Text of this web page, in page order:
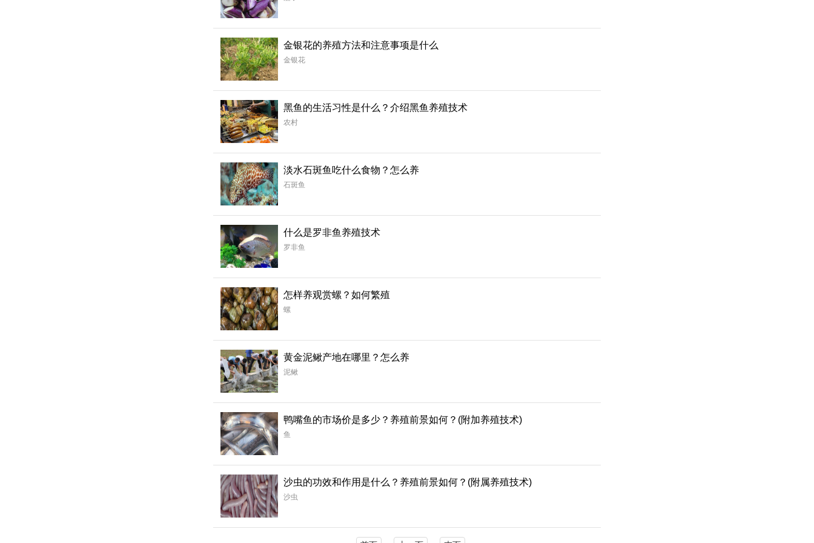
金银花的养殖方法和注意事项是什么
金银花
黑鱼的生活习性是什么？介绍黑鱼养殖技术
农村
淡水石斑鱼吃什么食物？怎么养
石斑鱼
什么是罗非鱼养殖技术
罗非鱼
怎样养观赏螺？如何繁殖
螺
黄金泥鳅产地在哪里？怎么养
泥鳅
鸭嘴鱼的市场价是多少？养殖前景如何？(附加养殖技术)
鱼
沙虫的功效和作用是什么？养殖前景如何？(附属养殖技术)
沙虫